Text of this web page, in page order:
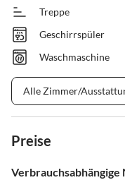
Treppe
Geschirrspüler
Waschmaschine
Alle Zimmer/
Preise
Verbrauchsabhängige